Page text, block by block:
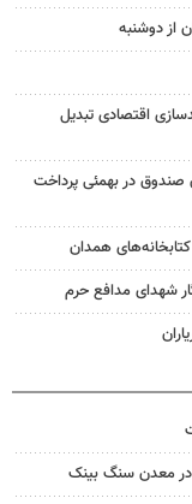
از دوشنبه
اقتصادی تبدیل
صندوق در بهمئی پرداخت
شهدای مدافع حرم
در معدن سنگ بینک